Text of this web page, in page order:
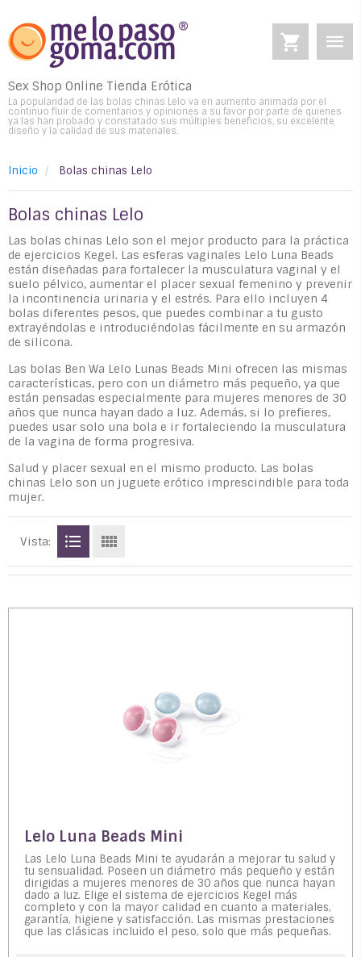
Sex Shop Online Tienda Erótica
La popularidad de las bolas chinas Lelo va en aumento animada por el
continuo fluir de comentarios y opiniones a su favor por parte de quienes
ya las han probado y constatado sus múltiples beneficios, su excelente
diseño y la calidad de sus materiales.
Inicio Bolas chinas Lelo
Bolas chinas Lelo
Las bolas chinas Lelo son el mejor producto para la práctica
de ejercicios Kegel. Las esferas vaginales Lelo Luna Beads
están diseñadas para fortalecer la musculatura vaginal y el
suelo pélvico, aumentar el placer sexual femenino y prevenir
la incontinencia urinaria y el estrés. Para ello incluyen 4
bolas diferentes pesos, que puedes combinar a tu gusto
extrayéndolas e introduciéndolas fácilmente en su armazón
de silicona.
Las bolas Ben Wa Lelo Lunas Beads Mini ofrecen las mismas
características, pero con un diámetro más pequeño, ya que
están pensadas especialmente para mujeres menores de 30
años que nunca hayan dado a luz. Además, si lo prefieres,
puedes usar solo una bola e ir fortaleciendo la musculatura
de la vagina de forma progresiva.
Salud y placer sexual en el mismo producto. Las bolas
chinas Lelo son un juguete erótico imprescindible para toda
mujer.
Vista:
Lelo Luna Beads Mini
Las Lelo Luna Beads Mini te ayudarán a mejorar tu salud y
tu sensualidad. Poseen un diámetro más pequeño y están
dirigidas a mujeres menores de 30 años que nunca hayan
dado a luz. Elige el sistema de ejercicios Kegel más
completo y con la mayor calidad en cuanto a materiales,
garantía, higiene y satisfacción. Las mismas prestaciones
que las clásicas incluido el peso, solo que más pequeñas.